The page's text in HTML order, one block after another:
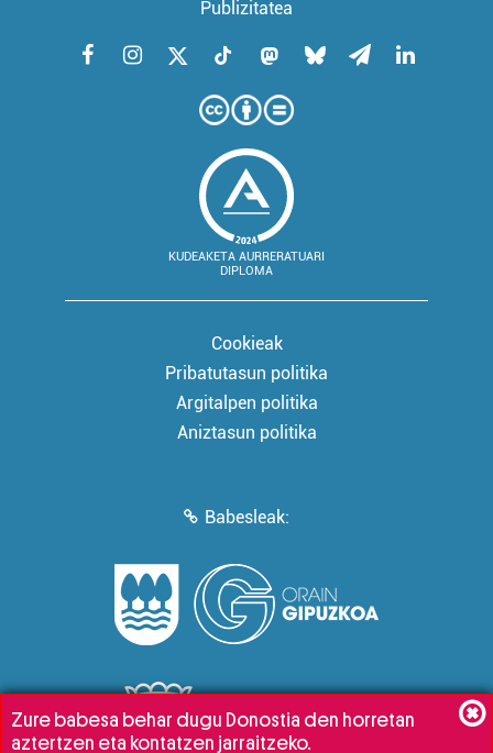
Publizitatea
KUDEAKETA AURRERATUARI
DIPLOMA
Cookieak
Pribatutasun politika
Argitalpen politika
Aniztasun politika
Babesleak:
Zure babesa behar dugu Donostia den horretan
aztertzen eta kontatzen jarraitzeko.